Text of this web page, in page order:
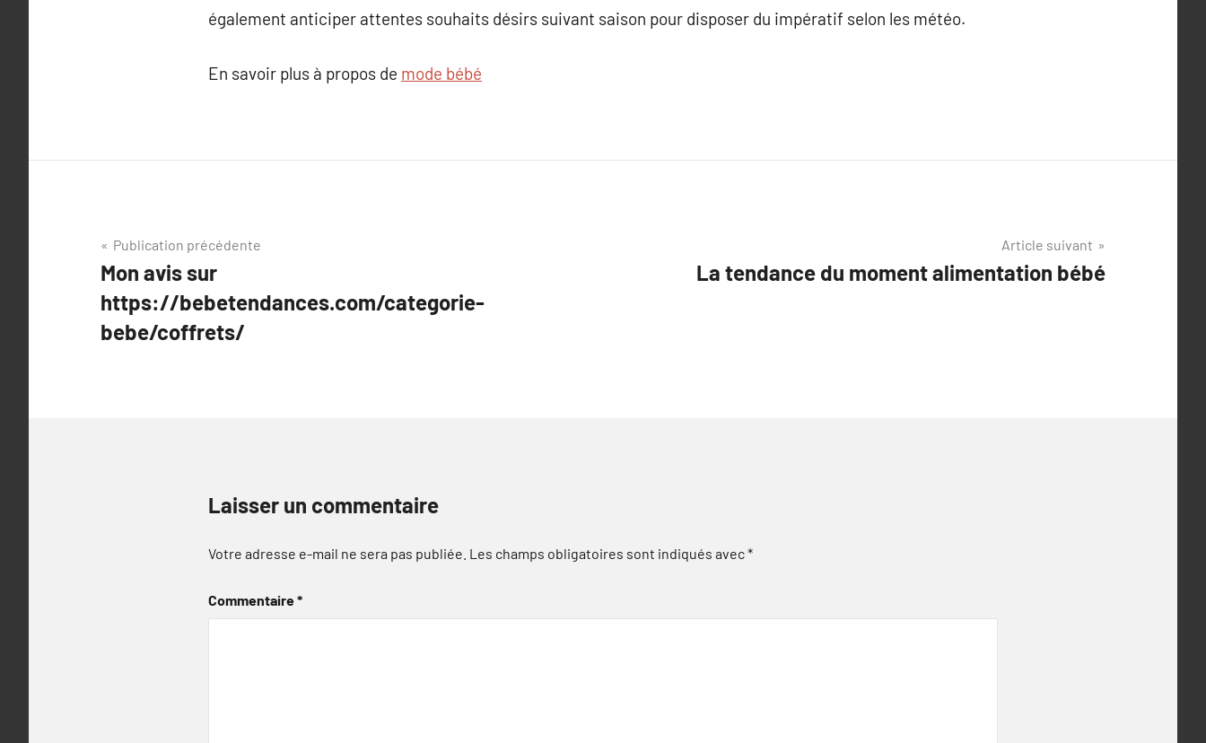
également anticiper attentes souhaits désirs suivant saison pour disposer du impératif selon les météo.
En savoir plus à propos de mode bébé
Navigation
de
l’article
Publication précédente
Mon avis sur
https://bebetendances.com/categorie-
bebe/coffrets/
Article suivant
La tendance du moment alimentation bébé
Laisser un commentaire
Votre adresse e-mail ne sera pas publiée. Les champs obligatoires sont indiqués avec*
Commentaire*